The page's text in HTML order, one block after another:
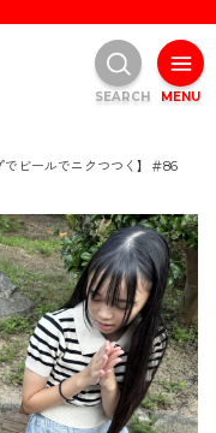
ビールでニクつつく】＃86
MENU
SEARCH